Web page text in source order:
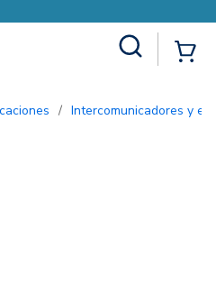
/ Intercomunicadores y